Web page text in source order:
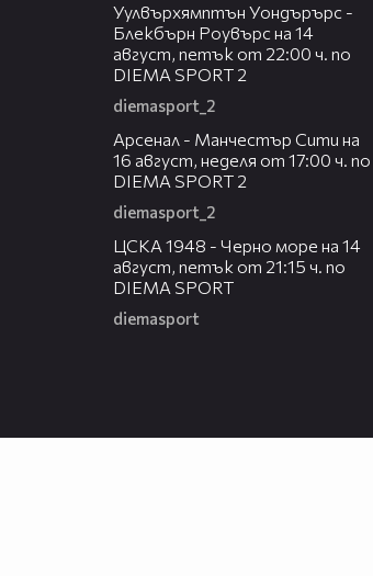
Уулвърхямптън Уондърърс -
Блекбърн Роувърс на 14
август, петък от 22:00 ч. по
DIEMA SPORT 2
diemasport_2
Арсенал - Манчестър Сити на
16 август, неделя от 17:00 ч. по
DIEMA SPORT 2
diemasport_2
ЦСКА 1948 - Черно море на 14
август, петък от 21:15 ч. по
DIEMA SPORT
diemasport